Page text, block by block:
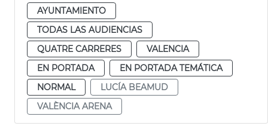
AYUNTAMIENTO
TODAS LAS AUDIENCIAS
QUATRE CARRERES
VALENCIA
EN PORTADA
EN PORTADA TEMÁTICA
NORMAL
LUCÍA BEAMUD
VALÈNCIA ARENA